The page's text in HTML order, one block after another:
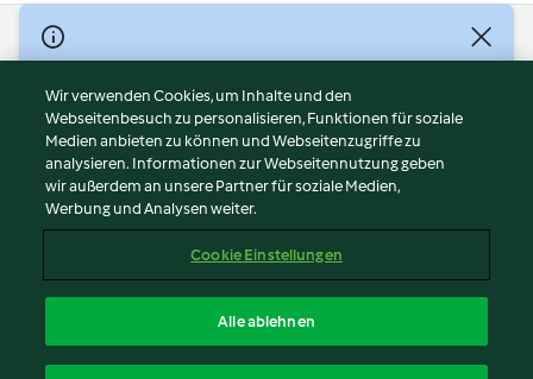
© Copyright 2026
Nutzungsbedingungen
Datenschutzrichtlinien
Disclaimer
Impressum
Cookies
Abo kündigen
Erklärung zur Barrierefreiheit
Wir verwenden Cookies, um Inhalte und den
Webseitenbesuch zu personalisieren, Funktionen für soziale
Medien anbieten zu können und Webseitenzugriffe zu
analysieren. Informationen zur Webseitennutzung geben
wir außerdem an unsere Partner für soziale Medien,
Werbung und Analysen weiter.
Cookie Einstellungen
Alle ablehnen